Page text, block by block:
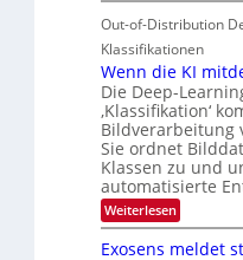
a
n
t
i
S
p
e
c
t
r
a
n
I
O
N
T
e
c
h
T
a
l
k
s
e
u
f
d
e
r
V
I
c
h
e
l
a
n
d
e
n
Out-of-Distribution
Klassifikationen
Wenn die KI
Die Deep-
‚Klassifikation‘
Bildverarbeitung
Sie ordnet
Klassen zu und
automatisierte
Weiterlesen:
W
Exosens meldet